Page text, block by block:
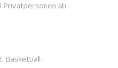
Privatpersonen ab
Basketball-